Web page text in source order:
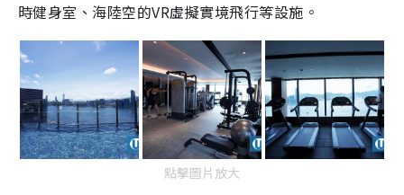
時健身室、海陸空的VR虛擬實境飛行等設施。
點擊圖片放大